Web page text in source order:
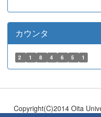
カウンタ
2 1 8 4 6 5 1
Copyright(C)2014 Oita